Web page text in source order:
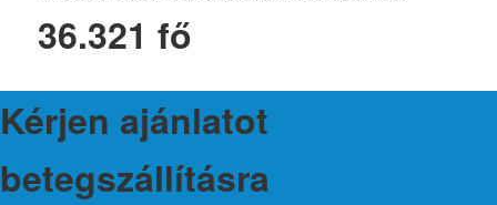
36.321 fő
Kérjen ajánlatot
betegszállításra